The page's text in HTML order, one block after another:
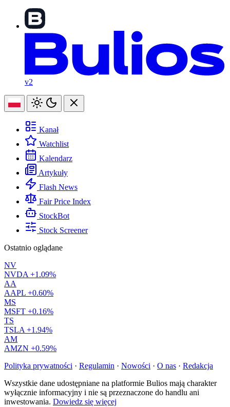
v2
Kanał
Watchlist
Kalendarz
Artykuły
Flash News
Fair Price Index
StockBot
Stock Screener
Ostatnio oglądane
NV
NVDA +1.09%
AA
AAPL +0.60%
MS
MSFT +0.16%
TS
TSLA +1.94%
AM
AMZN +0.59%
Polityka prywatności · Regulamin · Nowości · O nas · Redakcja
Wszystkie dane udostępniane na platformie Bulios mają charakter
wyłącznie informacyjny i nie są przeznaczone do handlu ani
inwestowania. Dowiedz się więcej